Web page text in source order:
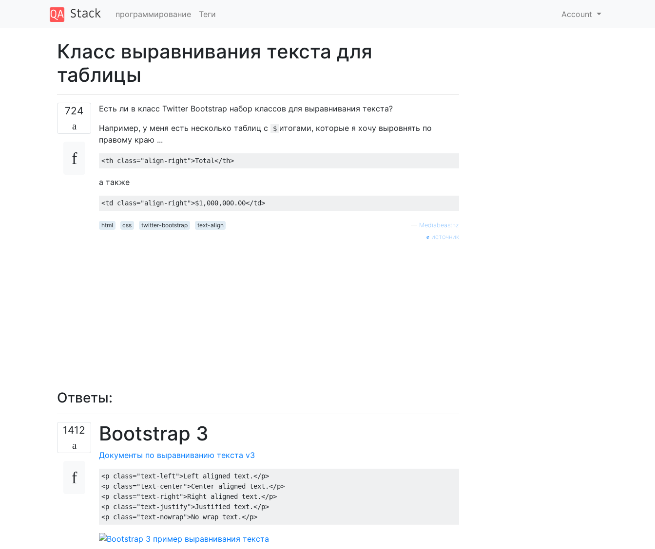
программирование Теги Account
Класс выравнивания текста для
таблицы
724
Есть ли в класс Twitter Bootstrap набор классов для выравнивания текста?
Например, у меня есть несколько таблиц с
$ итогами, которые я хочу выровнять по
правому краю ...
<th class="align-right">Total</th>
а также
<td class="align-right">$1,000,000.00</td>
html css twitter-bootstrap text-align — Mediabeastnz
источник
Ответы:
1412 Bootstrap 3
Документы по выравниванию текста v3
<p class="text-left">Left aligned text.</p>
<p class="text-center">Center aligned text.</p>
<p class="text-right">Right aligned text.</p>
<p class="text-justify">Justified text.</p>
<p class="text-nowrap">No wrap text.</p>